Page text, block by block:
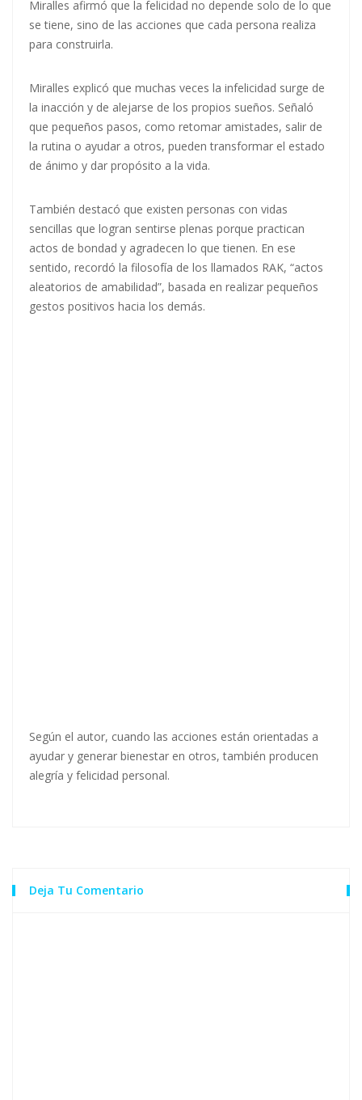
Miralles afirmó que la felicidad no depende solo de lo que
se tiene, sino de las acciones que cada persona realiza
para construirla.
Miralles explicó que muchas veces la infelicidad surge de
la inacción y de alejarse de los propios sueños. Señaló
que pequeños pasos, como retomar amistades, salir de
la rutina o ayudar a otros, pueden transformar el estado
de ánimo y dar propósito a la vida.
También destacó que existen personas con vidas
sencillas que logran sentirse plenas porque practican
actos de bondad y agradecen lo que tienen. En ese
sentido, recordó la filosofía de los llamados RAK, “actos
aleatorios de amabilidad”, basada en realizar pequeños
gestos positivos hacia los demás.
Según el autor, cuando las acciones están orientadas a
ayudar y generar bienestar en otros, también producen
alegría y felicidad personal.
Deja Tu Comentario